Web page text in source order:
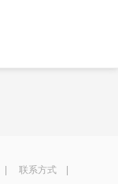
联系方式|